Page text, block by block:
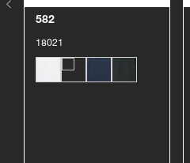
582
18021